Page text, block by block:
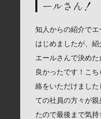
ールさん！
知人からの紹介で
はじめましたが、
エールさんで決め
良かったです！こ
絡をいただけまし
ての社員の方々が
たので最後まで気